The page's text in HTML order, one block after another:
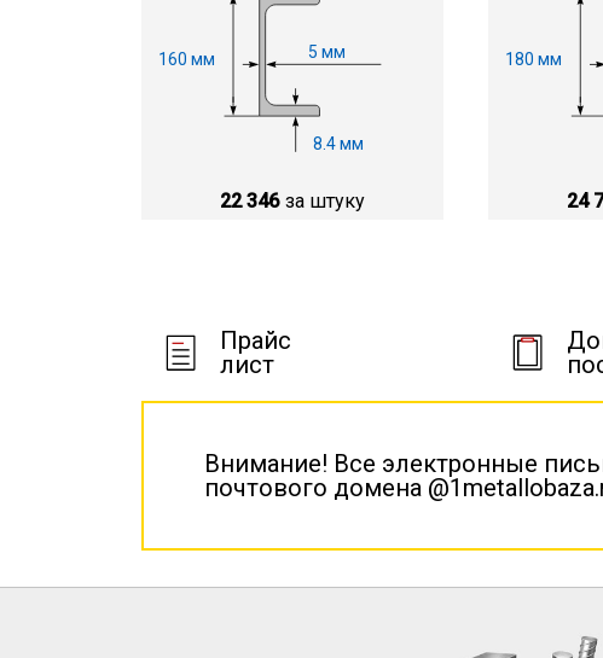
160 мм 5 мм
8.4 мм
22 346 за штуку
180 мм
24
Прайс
лист
Внимание! Все электронные
почтового домена